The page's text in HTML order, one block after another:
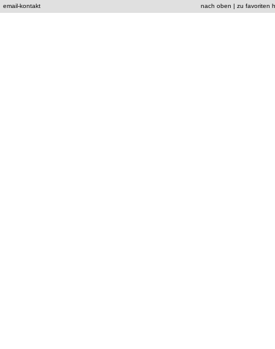
email-kontakt nach oben | zu favoriten